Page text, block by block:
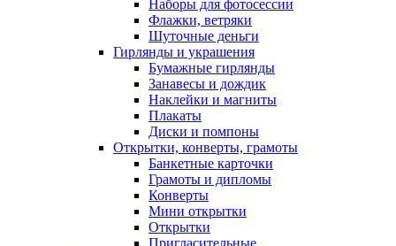
Наборы для фотосессии
Флажки, ветряки
Шуточные деньги
Гирлянды и украшения
Бумажные гирлянды
Занавесы и дождик
Наклейки и магниты
Плакаты
Диски и помпоны
Открытки, конверты, грамоты
Банкетные карточки
Грамоты и дипломы
Конверты
Мини открытки
Открытки
Пригласительные